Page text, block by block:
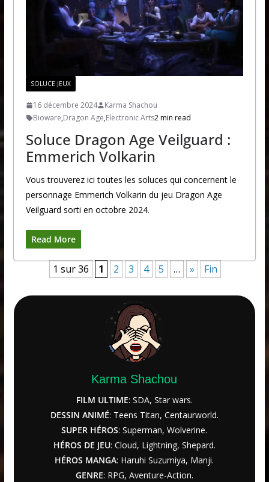
SOLUCE JEUX
16 décembre 2024
Karma Shachou
Bioware,Dragon Age,Electronic Arts2 min read
Soluce Dragon Age Veilguard :
Emmerich Volkarin
Vous trouverez ici toutes les soluces qui concernent le
personnage Emmerich Volkarin du jeu Dragon Age
Veilguard sorti en octobre 2024.
Read More
1 sur 36 1 2 3 4 5 … » Fin
Karma Shachou
FILM ULTIME: SDA, Star wars.
DESSIN ANIMÉ: Teens Titan, Centaurworld.
SUPER HÉROS: Superman, Wolverine.
HÉROS DE JEU: Cloud, Lightning, Shepard.
HÉROS MANGA: Haruhi Suzumiya, Manji.
GENRE: RPG, Aventure-Action.